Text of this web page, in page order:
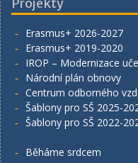
Erasmus+ 2026-2027
Erasmus+ 2019-2020
IROP – Modernizace
Národní plán obnovy
Centrum odborného
Šablony pro SŠ 2025-
Šablony pro SŠ 2022-
Běháme srdcem